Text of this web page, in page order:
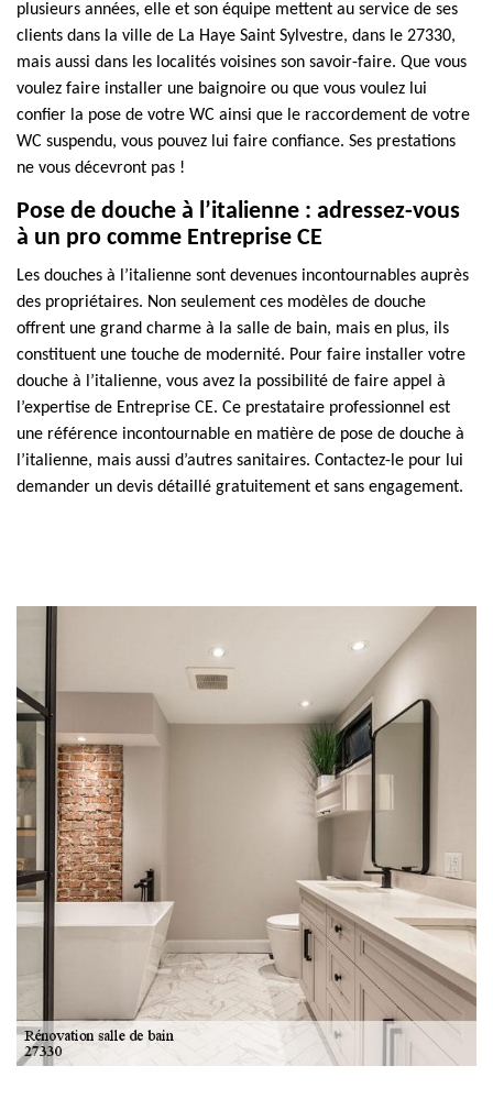
plusieurs années, elle et son équipe mettent au service de ses
clients dans la ville de La Haye Saint Sylvestre, dans le 27330,
mais aussi dans les localités voisines son savoir-faire. Que vous
voulez faire installer une baignoire ou que vous voulez lui
confier la pose de votre WC ainsi que le raccordement de votre
WC suspendu, vous pouvez lui faire confiance. Ses prestations
ne vous décevront pas !
Pose de douche à l’italienne : adressez-vous
à un pro comme Entreprise CE
Les douches à l’italienne sont devenues incontournables auprès
des propriétaires. Non seulement ces modèles de douche
offrent une grand charme à la salle de bain, mais en plus, ils
constituent une touche de modernité. Pour faire installer votre
douche à l’italienne, vous avez la possibilité de faire appel à
l’expertise de Entreprise CE. Ce prestataire professionnel est
une référence incontournable en matière de pose de douche à
l’italienne, mais aussi d’autres sanitaires. Contactez-le pour lui
demander un devis détaillé gratuitement et sans engagement.